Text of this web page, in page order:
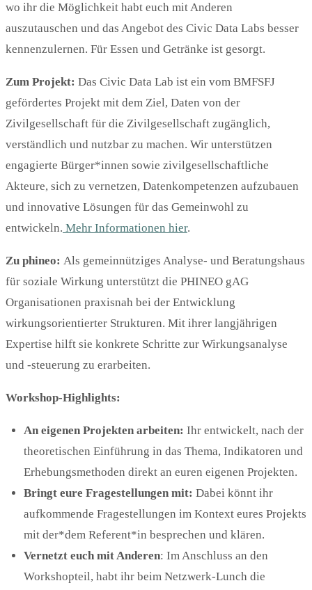
wo ihr die Möglichkeit habt euch mit Anderen
auszutauschen und das Angebot des Civic Data Labs besser
kennenzulernen. Für Essen und Getränke ist gesorgt.
Zum Projekt: Das Civic Data Lab ist ein vom BMFSFJ
gefördertes Projekt mit dem Ziel, Daten von der
Zivilgesellschaft für die Zivilgesellschaft zugänglich,
verständlich und nutzbar zu machen. Wir unterstützen
engagierte Bürger*innen sowie zivilgesellschaftliche
Akteure, sich zu vernetzen, Datenkompetenzen aufzubauen
und innovative Lösungen für das Gemeinwohl zu
entwickeln. Mehr Informationen hier.
Zu phineo: Als gemeinnütziges Analyse- und Beratungshaus
für soziale Wirkung unterstützt die PHINEO gAG
Organisationen praxisnah bei der Entwicklung
wirkungsorientierter Strukturen. Mit ihrer langjährigen
Expertise hilft sie konkrete Schritte zur Wirkungsanalyse
und -steuerung zu erarbeiten.
Workshop-Highlights:
An eigenen Projekten arbeiten: Ihr entwickelt, nach der
theoretischen Einführung in das Thema, Indikatoren und
Erhebungsmethoden direkt an euren eigenen Projekten.
Bringt eure Fragestellungen mit: Dabei könnt ihr
aufkommende Fragestellungen im Kontext eures Projekts
mit der*dem Referent*in besprechen und klären.
Vernetzt euch mit Anderen: Im Anschluss an den
Workshopteil, habt ihr beim Netzwerk-Lunch die